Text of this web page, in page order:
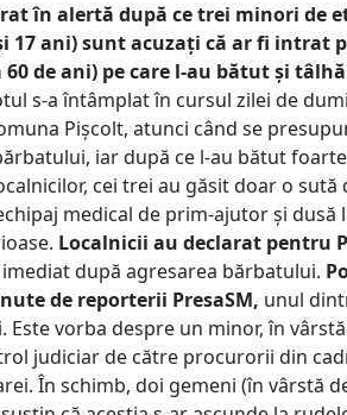
în alertă după ce trei minori de
17 ani) sunt acuzați că ar fi intrat
de ani) pe care l-au bătut și
s-a întâmplat în cursul zilei de
Pișcolt, atunci când se
iar după ce l-au bătut
cei trei au găsit doar o sută
medical de prim-ajutor și dusă
Localnicii au declarat pentru
după agresarea bărbatului.
de reporterii PresaSM, unul
vorba despre un minor, în
judiciar de către procurorii din
În schimb, doi gemeni (în vârstă